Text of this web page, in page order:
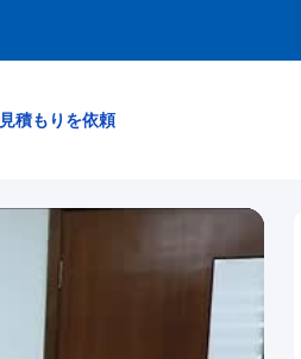
見積もりを依頼